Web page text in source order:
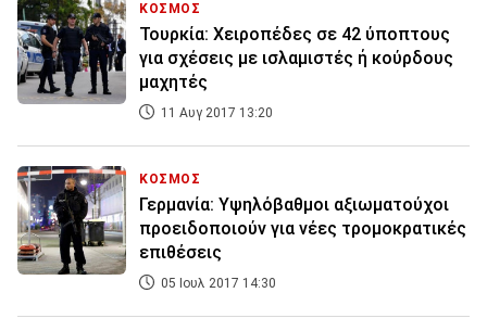
ΚΟΣΜΟΣ
Τουρκία: Χειροπέδες σε 42 ύποπτους
για σχέσεις με ισλαμιστές ή κούρδους
μαχητές
11 Αυγ 2017 13:20
ΚΟΣΜΟΣ
Γερμανία: Υψηλόβαθμοι αξιωματούχοι
προειδοποιούν για νέες τρομοκρατικές
επιθέσεις
05 Ιουλ 2017 14:30